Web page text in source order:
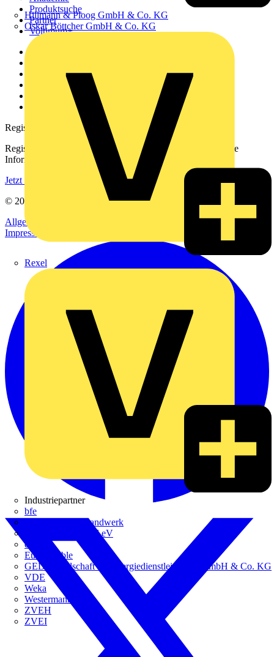
Hillmann & Ploog GmbH & Co. KG
Oskar Böttcher GmbH & Co. KG
Rexel
Industriepartner
bfe
de - das Elektrohandwerk
ETIM Deutschland eV
etz
Europacable
GED Gesellschaft für Energiedienstleistung - GmbH & Co. KG
VDE
Weka
Westermann
ZVEH
ZVEI
Produktsuche
Partner
Voltimum+
Downloadbereich (PDFs)
Häufig gestellte Fragen
voltimum.com
Registrierung
Registrieren Sie sich kostenlos und erhalten Sie stets aktuelle
Informationen aus der Elektroindustrie.
Jetzt registrieren
© 2002-
Allgemeine Geschäftsbedingungen
Datenschutzerklärung
Impressum